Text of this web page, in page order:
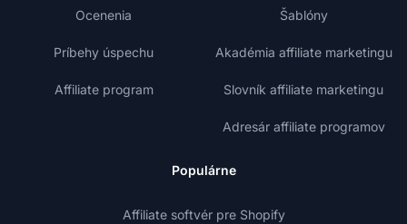
Ocenenia
Príbehy úspechu
Affiliate program
Šablóny
Akadémia affiliate marketingu
Slovník affiliate marketingu
Adresár affiliate programov
Populárne
Affiliate softvér pre Shopify